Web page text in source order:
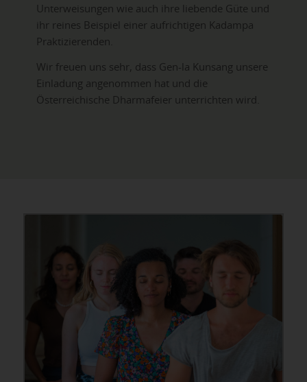
Unterweisungen wie auch ihre liebende Güte und
ihr reines Beispiel einer aufrichtigen Kadampa
Praktizierenden.
Wir freuen uns sehr, dass Gen-la Kunsang unsere
Einladung angenommen hat und die
Österreichische Dharmafeier unterrichten wird.